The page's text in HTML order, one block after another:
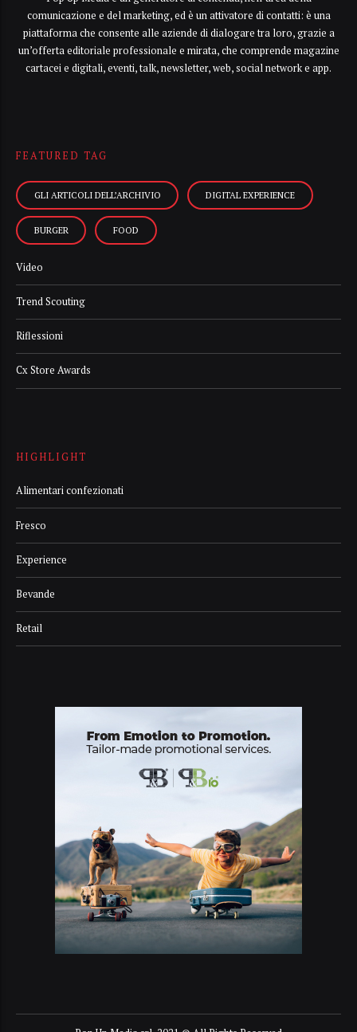
comunicazione e del marketing, ed è un attivatore di contatti: è una
piattaforma che consente alle aziende di dialogare tra loro, grazie a
un’offerta editoriale professionale e mirata, che comprende magazine
cartacei e digitali, eventi, talk, newsletter, web, social network e app.
FEATURED TAG
GLI ARTICOLI DELL’ARCHIVIO DIGITAL EXPERIENCE
BURGER FOOD
Video
Trend Scouting
Riflessioni
Cx Store Awards
HIGHLIGHT
Alimentari confezionati
Fresco
Experience
Bevande
Retail